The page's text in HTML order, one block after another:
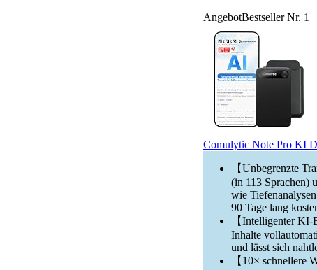
AngebotBestseller Nr. 1
Comulytic Note Pro KI
【Unbegrenzte
(in 113 Sprachen)
wie
90 Tage lang
【Intelligenter
Inhalte
und lässt sich
【10× schnellere